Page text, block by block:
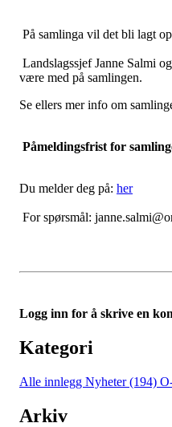
På samlinga vil det bli lagt
Landslagssjef Janne Salmi
være med på samlingen.
Se ellers mer info om
Påmeldingsfrist for
Du melder deg på: her
For spørsmål:
Logg inn for å skrive en
Kategori
Alle innlegg Nyheter (194)
Arkiv